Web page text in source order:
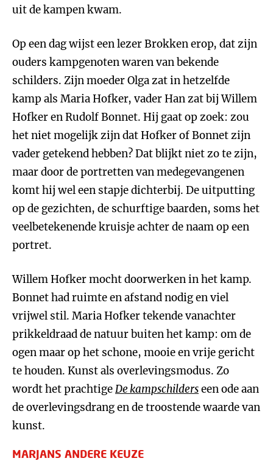
uit de kampen kwam.
Op een dag wijst een lezer Brokken erop, dat zijn
ouders kampgenoten waren van bekende
schilders. Zijn moeder Olga zat in hetzelfde
kamp als Maria Hofker, vader Han zat bij Willem
Hofker en Rudolf Bonnet. Hij gaat op zoek: zou
het niet mogelijk zijn dat Hofker of Bonnet zijn
vader getekend hebben? Dat blijkt niet zo te zijn,
maar door de portretten van medegevangenen
komt hij wel een stapje dichterbij. De uitputting
op de gezichten, de schurftige baarden, soms het
veelbetekenende kruisje achter de naam op een
portret.
Willem Hofker mocht doorwerken in het kamp.
Bonnet had ruimte en afstand nodig en viel
vrijwel stil. Maria Hofker tekende vanachter
prikkeldraad de natuur buiten het kamp: om de
ogen maar op het schone, mooie en vrije gericht
te houden. Kunst als overlevingsmodus. Zo
wordt het prachtigeDe kampschilderseen ode aan
de overlevingsdrang en de troostende waarde van
kunst.
MARJANS ANDERE KEUZE